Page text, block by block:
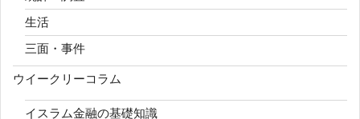
生活
三面・事件
ウイークリーコラム
イスラム金融の基礎知識